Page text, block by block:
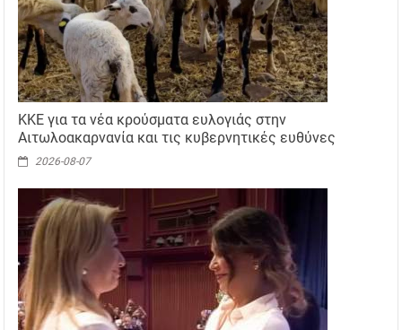
ΚΚΕ για τα νέα κρούσματα ευλογιάς στην
Αιτωλοακαρνανία και τις κυβερνητικές ευθύνες
2026-08-07